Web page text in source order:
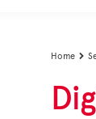
Home 